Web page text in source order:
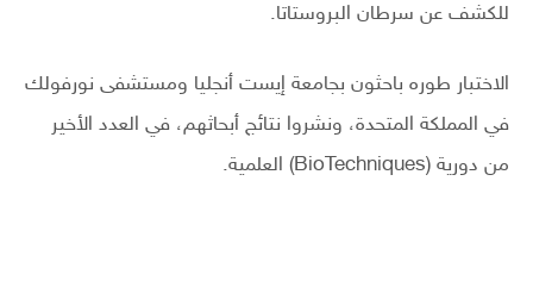
للكشف عن سرطان البروستاتا.
الاختبار طوره باحثون بجامعة إيست أنجليا ومستشفى نورفولك
في المملكة المتحدة، ونشروا نتائج أبحاثهم، في العدد الأخير
من دورية (BioTechniques) العلمية.